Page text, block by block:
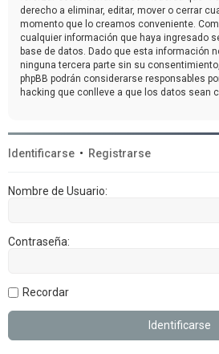
derecho a eliminar, editar, mover o cerrar
momento que lo creamos conveniente.
cualquier información que haya ingresado
base de datos. Dado que esta información
ninguna tercera parte sin su consentimiento,
phpBB podrán considerarse responsables
hacking que conlleve a que los datos sean
Identificarse • Registrarse
Nombre de Usuario:
Contraseña:
Recordar